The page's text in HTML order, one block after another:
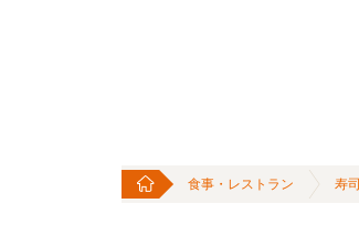
食事・レストラン 寿司